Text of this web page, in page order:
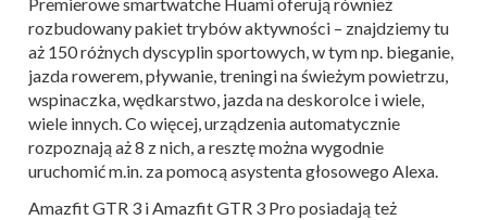
rozbudowany pakiet trybów aktywności – znajdziemy tu
aż 150 różnych dyscyplin sportowych, w tym np. bieganie,
jazda rowerem, pływanie, treningi na świeżym powietrzu,
wspinaczka, wędkarstwo, jazda na deskorolce i wiele,
wiele innych. Co więcej, urządzenia automatycznie
rozpoznają aż 8 z nich, a resztę można wygodnie
uruchomić m.in. za pomocą asystenta głosowego Alexa.
Amazfit GTR 3 i Amazfit GTR 3 Pro posiadają też